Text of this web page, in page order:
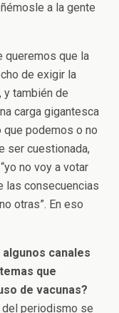
a la gente
queremos que la
de exigir la
y también de
carga gigantesca
podemos o no
ser cuestionada,
no voy a votar
las consecuencias
otras”. En eso
canales
que
de vacunas?
del periodismo se